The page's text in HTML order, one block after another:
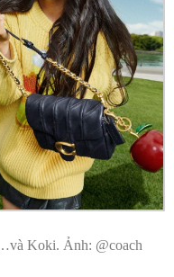
Koki. Ảnh: @coach